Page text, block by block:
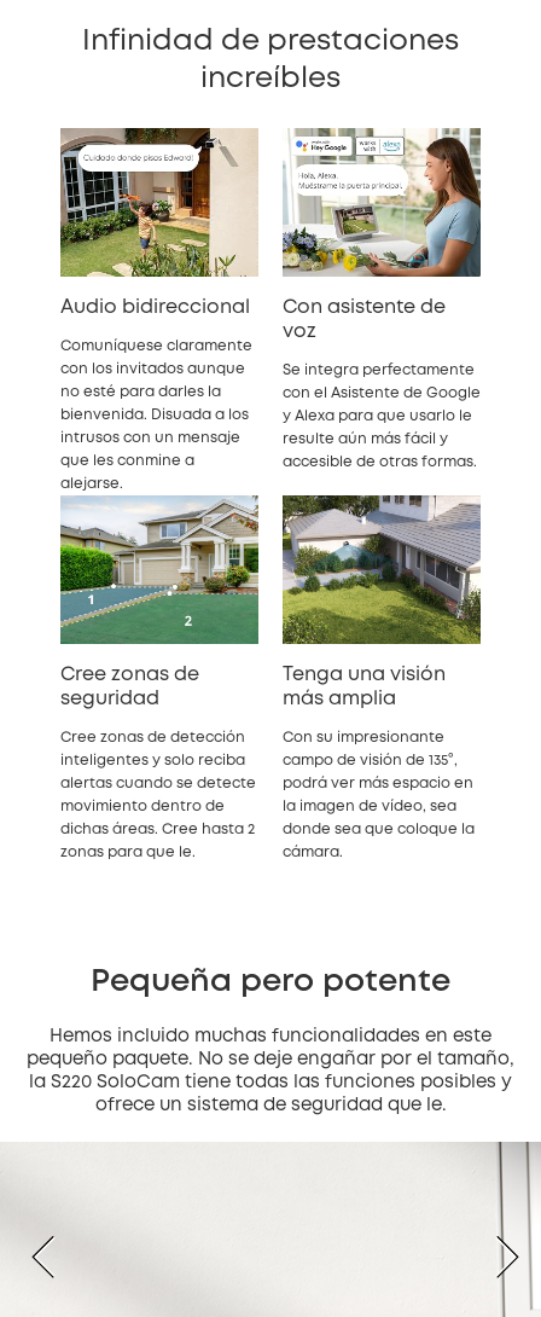
Infinidad de prestaciones
increíbles
Audio bidireccional
Comuníquese claramente
con los invitados aunque
no esté para darles la
bienvenida. Disuada a los
intrusos con un mensaje
que les conmine a
alejarse.
Con asistente de
voz
Se integra perfectamente
con el Asistente de Google
y Alexa para que usarlo le
resulte aún más fácil y
accesible de otras formas.
Cree zonas de
seguridad
Cree zonas de detección
inteligentes y solo reciba
alertas cuando se detecte
movimiento dentro de
dichas áreas. Cree hasta 2
zonas para que le.
Tenga una visión
más amplia
Con su impresionante
campo de visión de 135°,
podrá ver más espacio en
la imagen de vídeo, sea
donde sea que coloque la
cámara.
Pequeña pero potente
Hemos incluido muchas funcionalidades en este
pequeño paquete. No se deje engañar por el tamaño,
la S220 SoloCam tiene todas las funciones posibles y
ofrece un sistema de seguridad que le.